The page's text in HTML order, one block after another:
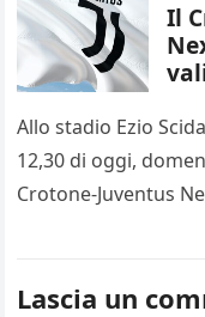
Il
Allo stadio Ezio
12,30 di oggi,
Crotone-Juventus
Lascia un